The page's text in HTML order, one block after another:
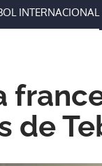
INTERNACIONAL
de